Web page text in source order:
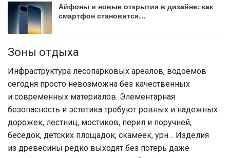
Айфоны и новые открытия в дизайне: как
смартфон становится…
Зоны отдыха
Инфраструктура лесопарковых ареалов, водоемов
сегодня просто невозможна без качественных
и современных материалов. Элементарная
безопасность и эстетика требуют ровных и надежных
дорожек, лестниц, мостиков, перил и поручней,
беседок, детских площадок, скамеек, урн… Изделия
из древесины редко выходят без потерь даже